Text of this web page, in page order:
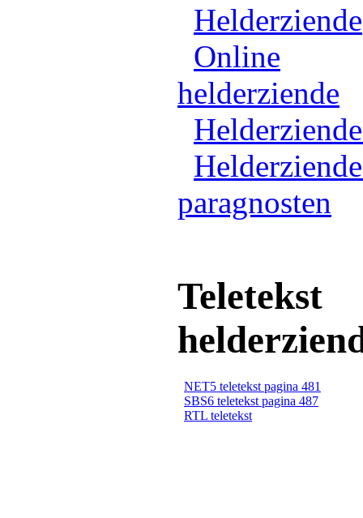
Helderziende
Online
helderziende
paragnosten
Teletekst
NET5 teletekst pagina 481
SBS6 teletekst pagina 487
RTL teletekst